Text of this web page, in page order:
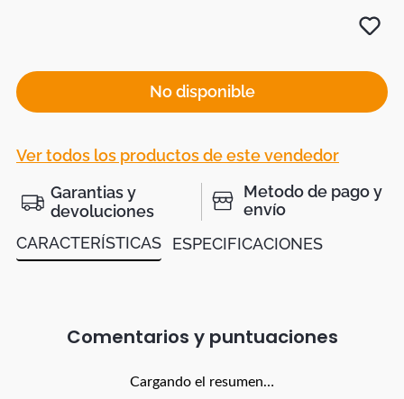
No disponible
Ver todos los productos de este vendedor
Garantias y
devoluciones
Metodo de pago y
envío
CARACTERÍSTICAS
ESPECIFICACIONES
Comentarios
Cargando el resumen…